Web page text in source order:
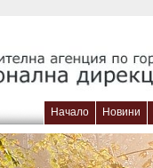
Начало Новини